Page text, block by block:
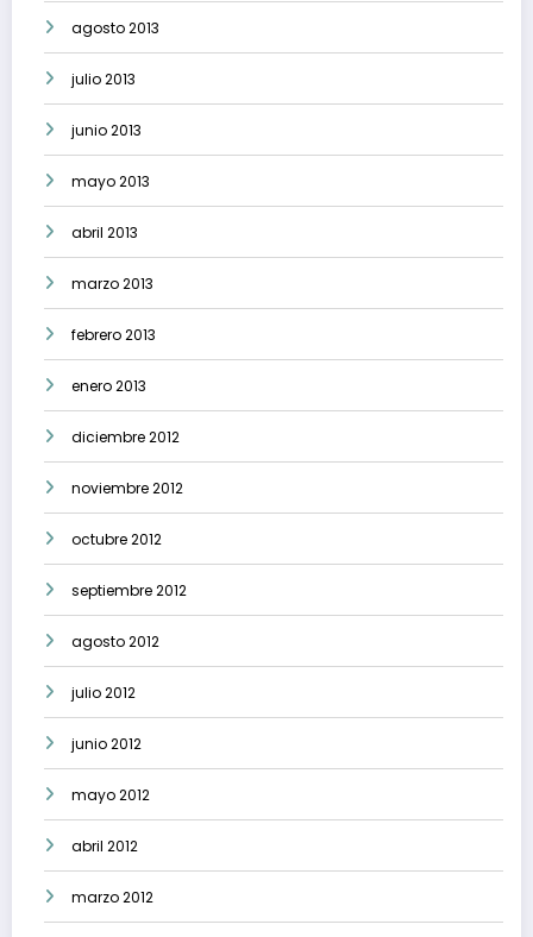
agosto 2013
julio 2013
junio 2013
mayo 2013
abril 2013
marzo 2013
febrero 2013
enero 2013
diciembre 2012
noviembre 2012
octubre 2012
septiembre 2012
agosto 2012
julio 2012
junio 2012
mayo 2012
abril 2012
marzo 2012